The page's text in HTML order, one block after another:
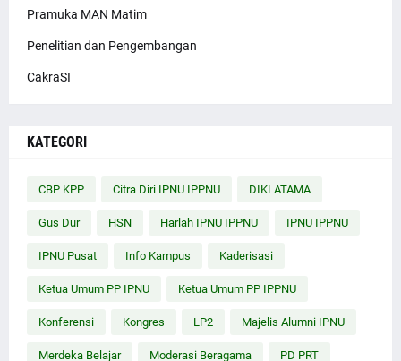
Pramuka MAN Matim
Penelitian dan Pengembangan
CakraSI
KATEGORI
CBP KPP Citra Diri IPNU IPPNU DIKLATAMA
Gus Dur HSN Harlah IPNU IPPNU IPNU IPPNU
IPNU Pusat Info Kampus Kaderisasi
Ketua Umum PP IPNU Ketua Umum PP IPPNU
Konferensi Kongres LP2 Majelis Alumni IPNU
Merdeka Belajar Moderasi Beragama PD PRT